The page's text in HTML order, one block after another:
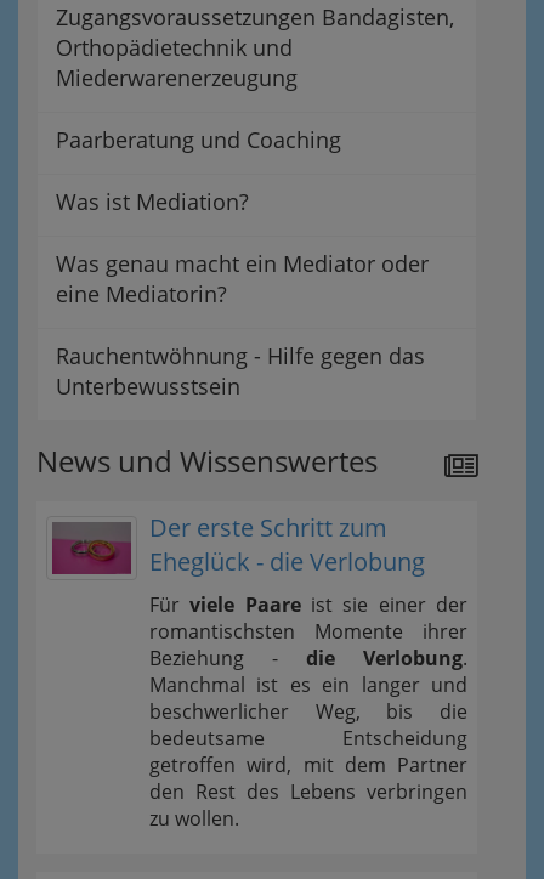
Zugangsvoraussetzungen Bandagisten,
Orthopädietechnik und
Miederwarenerzeugung
Paarberatung und Coaching
Was ist Mediation?
Was genau macht ein Mediator oder
eine Mediatorin?
Rauchentwöhnung - Hilfe gegen das
Unterbewusstsein
News und Wissenswertes
Der erste Schritt zum
Eheglück - die Verlobung
Fürviele Paareist sie einer der
romantischsten Momente ihrer
Beziehung - die Verlobung.
Manchmal ist es ein langer und
beschwerlicher Weg, bis die
bedeutsame Entscheidung
getroffen wird, mit dem Partner
den Rest des Lebens verbringen
zu wollen.